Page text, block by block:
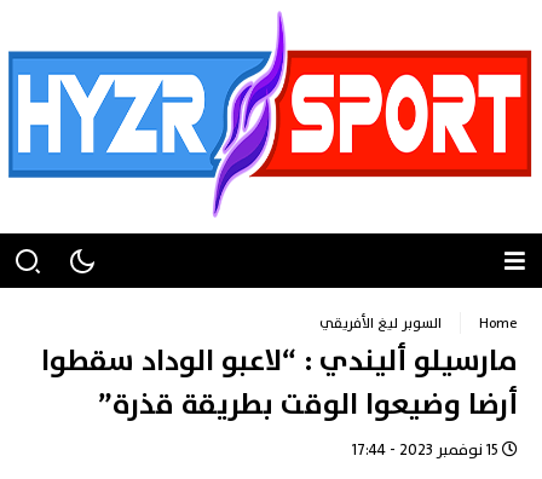
Home السوبر ليغ الأفريقي
مارسيلو أليندي : “لاعبو الوداد سقطوا
أرضا وضيعوا الوقت بطريقة قذرة”